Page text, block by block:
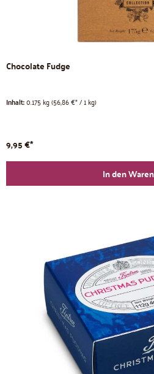
Chocolate Fudge
Inhalt:0.175 kg(56,86 €* / 1 kg)
9,95 €*
In den